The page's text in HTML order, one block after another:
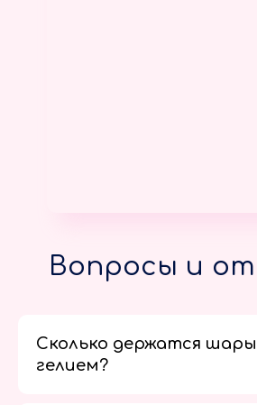
Вопросы и
Сколько держатся
гелием?